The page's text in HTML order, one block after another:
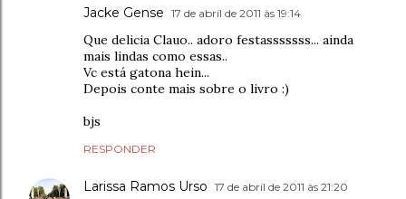
Jacke Gense 17 de abril de 2011 às 19:14
Que delicia Clauo.. adoro festasssssss... ainda
mais lindas como essas..
Vc está gatona hein...
Depois conte mais sobre o livro :)
bjs
RESPONDER
Larissa Ramos Urso 17 de abril de 2011 às 21:20